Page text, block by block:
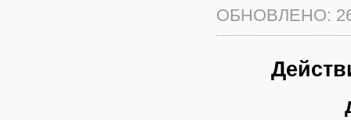
ОБНОВЛЕНО: